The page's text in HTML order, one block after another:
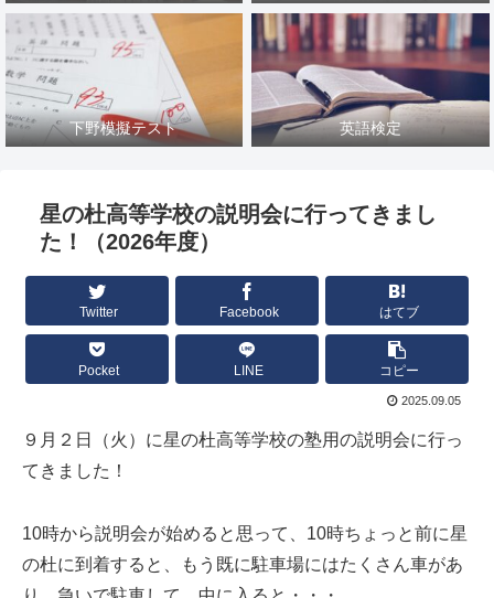
下野模擬テスト 英語検定
星の杜高等学校の説明会に行ってきまし
た！（2026年度）
Twitter Facebook はてブ
Pocket LINE コピー
2025.09.05
９月２日（火）に星の杜高等学校の塾用の説明会に行っ
てきました！
10時から説明会が始めると思って、10時ちょっと前に星
の杜に到着すると、もう既に駐車場にはたくさん車があ